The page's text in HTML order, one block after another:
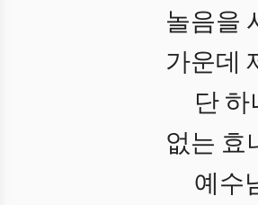
놀음을
가운데
단
없는 효
예수